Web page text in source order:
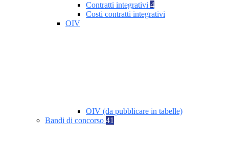
Contratti integrativi 4
Costi contratti integrativi
OIV
OIV (da pubblicare in tabelle)
Bandi di concorso 41